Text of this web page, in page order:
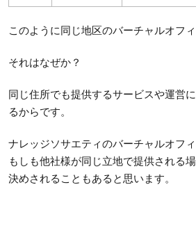
このように同じ地区のバーチャルオフ
それはなぜか？
同じ住所でも提供するサービスや運営
るからです。
ナレッジソサエティのバーチャルオフィ
もしも他社様が同じ立地で提供される
決めされることもあると思います。